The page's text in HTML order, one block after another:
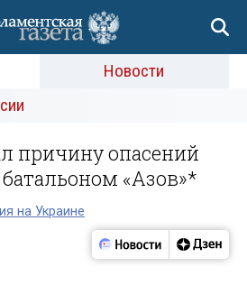
Новости
причину опасений
«Азов»*
на Украине